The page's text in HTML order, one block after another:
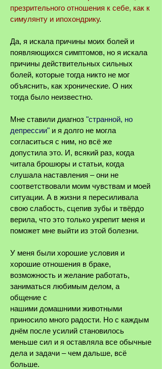
презрительного отношения к себе, как к
симулянту и ипохондрику.
Да, я искала причины моих болей и
появляющихся симптомов, но я искала
причины действительных сильных
болей, которые тогда никто не мог
объяснить, как хронические. О них
тогда было неизвестно.
Мне ставили диагноз "странной, но
депрессии" и я долго не могла
согласиться с ним, но всё же
допустила это. И, всякий раз, когда
читала брошюры и статьи, когда
слушала наставления ‒ они не
соответствовали моим чувствам и моей
ситуации. А в жизни я пересиливала
свою слабость, сцепив зубы и твёрдо
верила, что это только укрепит меня и
поможет мне выйти из этой болезни.
У меня были хорошие условия и
хорошие отношения в браке,
возможность и желание работать,
заниматься любимым делом, а
общение с
нашими домашними животными
приносило много радости. Но с каждым
днём после усилий становилось
меньше сил и я оставляла все обычные
дела и задачи ‒ чем дальше, всё
больше.